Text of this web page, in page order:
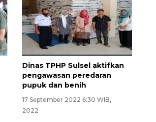
Dinas TPHP Sulsel aktifkan
pengawasan peredaran
pupuk dan benih
17 September 2022 6:30 WIB,
2022